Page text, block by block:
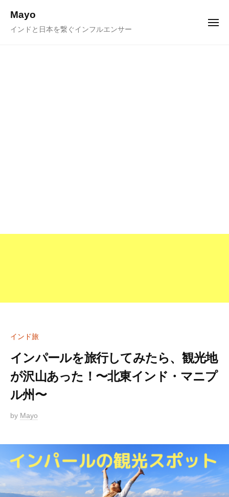
Mayo
インドと日本を繋ぐインフルエンサー
メ
インド旅
インパールを旅行してみたら、観光地
が沢山あった！〜北東インド・マニプ
ル州〜
2
年
1
by Mayo